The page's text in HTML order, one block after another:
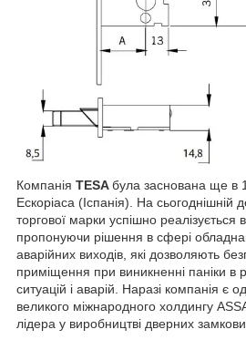
Компанія TESAбула заснована ще в
Ескоріаса (Іспанія). На сьогоднішній
торгової марки успішно реалізується
пропонуючи рішення в сфері
аварійних виходів, які дозволяють
приміщення при виникненні паніки в
ситуацій і аварій. Наразі компанія є
великого міжнародного холдингу
лідера у виробництві дверних